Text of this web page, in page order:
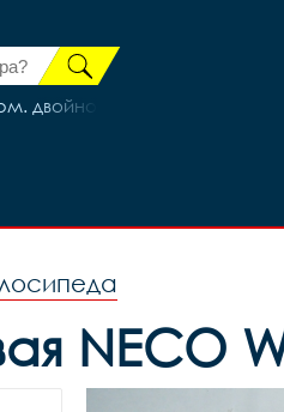
РИСКА под диск 6
NECO